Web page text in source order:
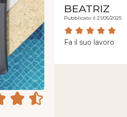
BEATRIZ
Pubblicato il 21/05/2025
Fa il suo lavoro